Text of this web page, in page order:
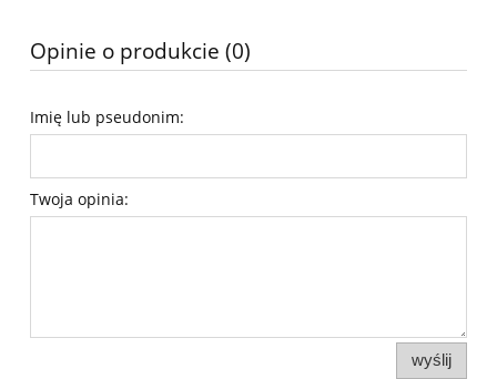
Opinie o produkcie (0)
Imię lub pseudonim:
Twoja opinia:
wyślij